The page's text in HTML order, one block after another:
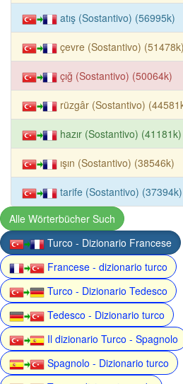
atış (Sostantivo) (56995k)
çevre (Sostantivo) (51478k)
çığ (Sostantivo) (50064k)
rüzgâr (Sostantivo)
hazır (Sostantivo) (41181k)
ışın (Sostantivo) (38546k)
tarife (Sostantivo) (37394k)
Alle Wörterbücher Such
Turco - Dizionario Francese
Francese - dizionario turco
Turco - Dizionario Tedesco
Tedesco - Dizionario turco
Il dizionario Turco - Spagnolo
Spagnolo - Dizionario turco